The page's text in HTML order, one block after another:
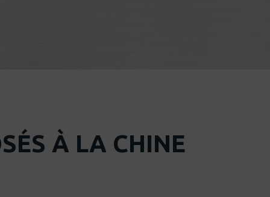
À LA CHINE